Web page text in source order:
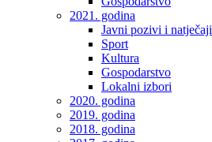
2021. godina
Javni pozivi i natječaji
Sport
Kultura
Gospodarstvo
Lokalni izbori
2020. godina
2019. godina
2018. godina